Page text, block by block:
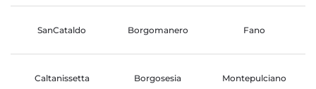
SanCataldo Borgomanero Fano
Caltanissetta Borgosesia Montepulciano